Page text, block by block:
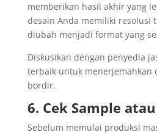
memberikan hasil akhir yang
desain Anda memiliki resolusi
diubah menjadi format yang
Diskusikan dengan penyedia
terbaik untuk menerjemahkan
bordir.
6. Cek Sample
Sebelum memulai produksi